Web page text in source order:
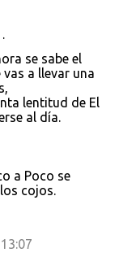
se sabe el
a llevar una
lentitud de El
al día.
a Poco se
cojos.